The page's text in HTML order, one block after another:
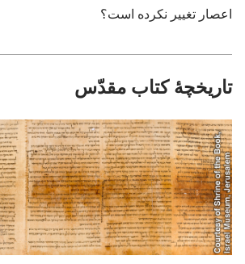
اعصار تغییر نکرده است؟‏
تاریخچهٔ کتاب مقدّس